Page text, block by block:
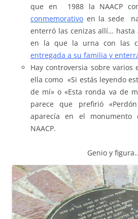
que en 1988 la NAACP
conmemorativo en la sede
enterró las cenizas allí… hasta
en la que la urna con las
entregada a su familia y
Hay controversia sobre varios
ella como «Si estás leyendo
de mí» o «Esta ronda va de
parece que prefirió
aparecía en el monumento
NAACP.
Genio y